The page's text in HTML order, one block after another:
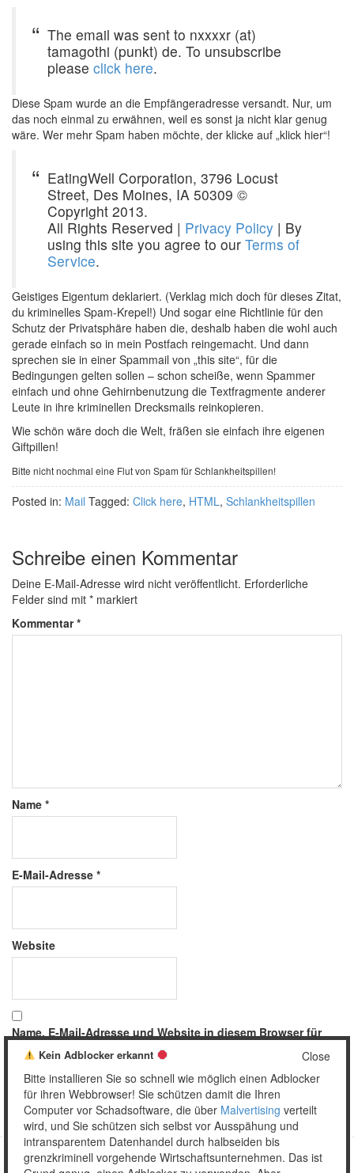
The email was sent to nxxxxr (at)
tamagothi (punkt) de. To unsubscribe
please click here.
Diese Spam wurde an die Empfängeradresse versandt. Nur, um
das noch einmal zu erwähnen, weil es sonst ja nicht klar genug
wäre. Wer mehr Spam haben möchte, der klicke auf „klick hier“!
EatingWell Corporation, 3796 Locust
Street, Des Moines, IA 50309 ©
Copyright 2013.
All Rights Reserved | Privacy Policy | By
using this site you agree to our Terms of
Service.
Geistiges Eigentum deklariert. (Verklag mich doch für dieses Zitat,
du kriminelles Spam-Krepel!) Und sogar eine Richtlinie für den
Schutz der Privatsphäre haben die, deshalb haben die wohl auch
gerade einfach so in mein Postfach reingemacht. Und dann
sprechen sie in einer Spammail von „this site“, für die
Bedingungen gelten sollen – schon scheiße, wenn Spammer
einfach und ohne Gehirnbenutzung die Textfragmente anderer
Leute in ihre kriminellen Drecksmails reinkopieren.
Wie schön wäre doch die Welt, fräßen sie einfach ihre eigenen
Giftpillen!
Bitte nicht nochmal eine Flut von Spam für Schlankheitspillen!
Posted in: Mail Tagged: Click here, HTML, Schlankheitspillen
Schreibe einen Kommentar
Deine E-Mail-Adresse wird nicht veröffentlicht. Erforderliche
Felder sind mit * markiert
Kommentar*
Name *
E-Mail-Adresse *
Website
Name, E-Mail-Adresse und Website in diesem Browser für
meinen nächsten Kommentar speichern.
Close
Kein Adblocker erkannt
Bitte installieren Sie so schnell wie möglich einen Adblocker
für ihren Webbrowser! Sie schützen damit die Ihren
Computer vor Schadsoftware, die über Malvertising verteilt
wird, und Sie schützen sich selbst vor Ausspähung und
intransparentem Datenhandel durch halbseiden bis
grenzkriminell vorgehende Wirtschaftsunternehmen. Das ist